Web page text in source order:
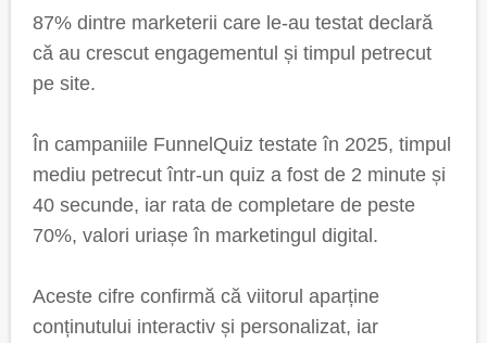
87% dintre marketerii care le-au testat declară
că au crescut engagementul și timpul petrecut
pe site.
În campaniile FunnelQuiz testate în 2025, timpul
mediu petrecut într-un quiz a fost de 2 minute și
40 secunde, iar rata de completare de peste
70%, valori uriașe în marketingul digital.
Aceste cifre confirmă că viitorul aparține
conținutului interactiv și personalizat, iar